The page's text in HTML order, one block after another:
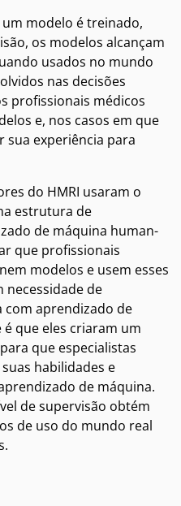
modelo é treinado,
os modelos alcançam
usados no mundo
nas decisões
profissionais médicos
e, nos casos em que
sua experiência para
do HMRI usaram o
estrutura de
de máquina human-
que profissionais
modelos e usem esses
necessidade de
com aprendizado de
que eles criaram um
que especialistas
habilidades e
de máquina.
de supervisão obtém
de uso do mundo real